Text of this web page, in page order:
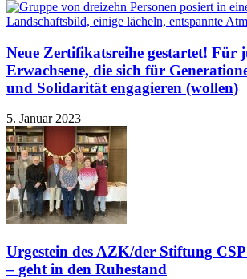
Neue Zertifikatsreihe gestartet! Für
Erwachsene, die sich für
und Solidarität engagieren (wollen)
5. Januar 2023
Urgestein des AZK/der Stiftung
– geht in den Ruhestand